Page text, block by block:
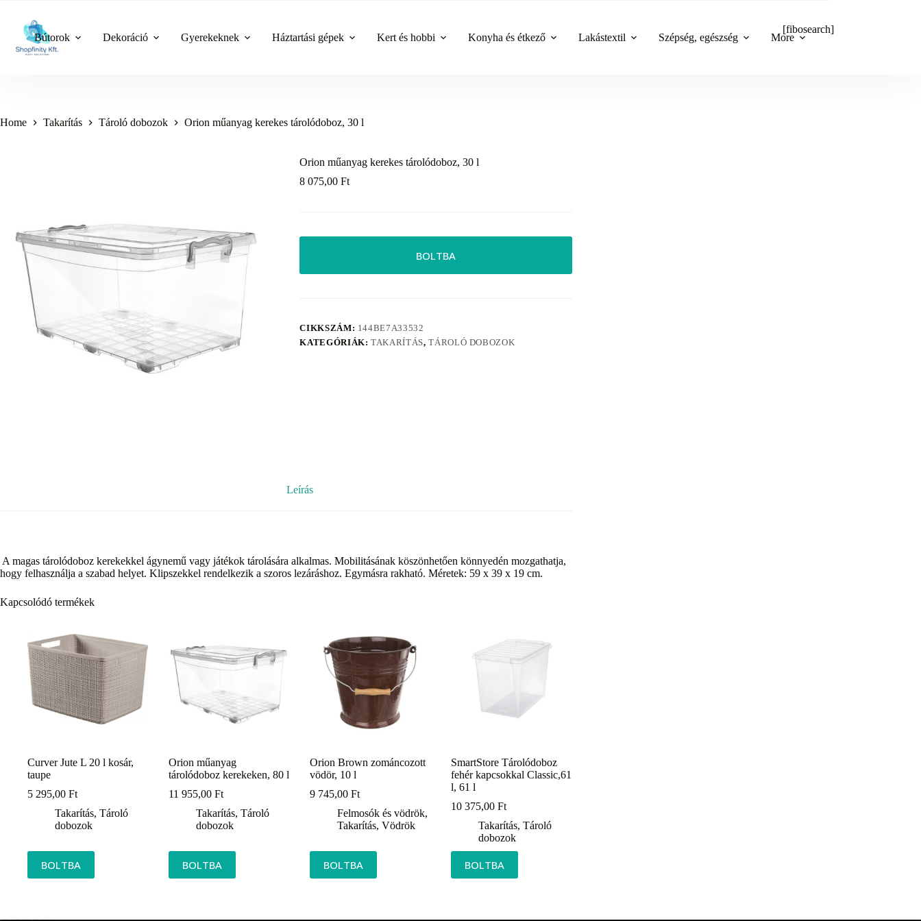
content
Bútorok Dekoráció Gyerekeknek Háztartási gépek Kert és hobbi Konyha és étkező Lakástextil Szépség, egészség More
[fibosearch]
Home Takarítás Tároló dobozok Orion műanyag kerekes tárolódoboz, 30 l
Orion műanyag kerekes tárolódoboz, 30 l
8 075,00Ft
BOLTBA
CIKKSZÁM: 144BE7A33532
KATEGÓRIÁK:TAKARÍTÁS,TÁROLÓ DOBOZOK
Leírás
A magas tárolódoboz kerekekkel ágynemű vagy játékok tárolására alkalmas. Mobilitásának köszönhetően könnyedén mozgathatja,
hogy felhasználja a szabad helyet. Klipszekkel rendelkezik a szoros lezáráshoz. Egymásra rakható. Méretek: 59 x 39 x 19 cm.
Kapcsolódó termékek
Curver Jute L 20 l kosár,
taupe
5 295,00 Ft
Takarítás, Tároló
dobozok
BOLTBA
Orion műanyag
tárolódoboz kerekeken, 80 l
11 955,00Ft
Takarítás,Tároló
dobozok
BOLTBA
Orion Brown zománcozott
vödör, 10 l
9 745,00Ft
Felmosók és vödrök,
Takarítás,Vödrök
BOLTBA
SmartStore Tárolódoboz
fehér kapcsokkal Classic,61
l, 61 l
10 375,00Ft
Takarítás,Tároló
dobozok
BOLTBA